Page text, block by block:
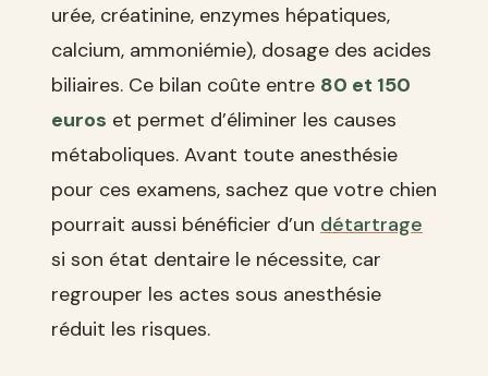
urée, créatinine, enzymes hépatiques,
calcium, ammoniémie), dosage des acides
biliaires. Ce bilan coûte entre 80 et 150
euros et permet d’éliminer les causes
métaboliques. Avant toute anesthésie
pour ces examens, sachez que votre chien
pourrait aussi bénéficier d’un détartrage
si son état dentaire le nécessite, car
regrouper les actes sous anesthésie
réduit les risques.